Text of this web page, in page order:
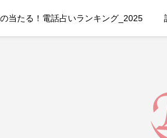
当たる！電話占いランキング_2025